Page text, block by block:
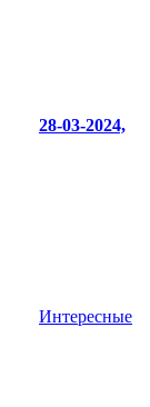
28-03-2024,
Интересные